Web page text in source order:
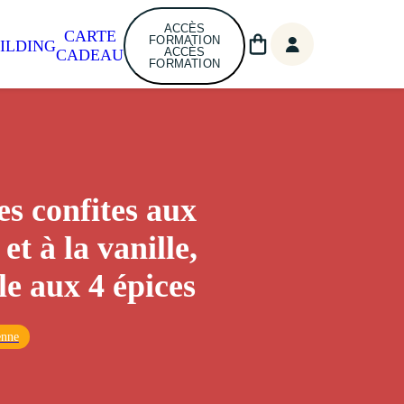
CARTE
CADEAU
ACCÈS
FORMATION
ACCÈS
FORMATION
confites aux
à la vanille,
aux 4 épices